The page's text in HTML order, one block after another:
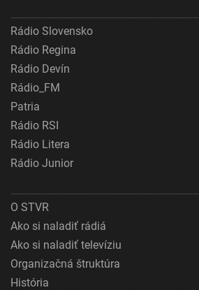
Rádio Slovensko
Rádio Regina
Rádio Devín
Rádio_FM
Patria
Rádio RSI
Rádio Litera
Rádio Junior
O STVR
Ako si naladiť rádiá
Ako si naladiť televíziu
Organizačná štruktúra
História